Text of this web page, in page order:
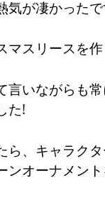
気が凄かった
マスリースを
言いながらも
た!
ら、キャラク
ンオーナメン